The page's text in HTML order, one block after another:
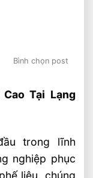
Bình chọn post
Tại Lạng
trong lĩnh
nghiệp phục
liệu, chúng